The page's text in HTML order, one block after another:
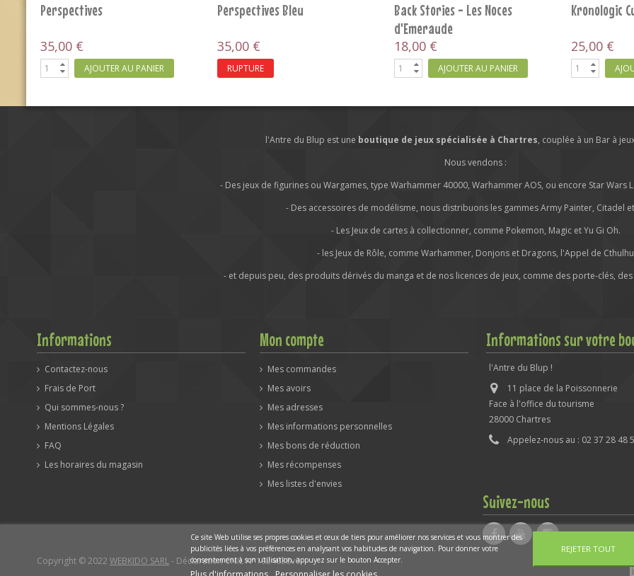
Chateau Aventure - La Suite
15,00 €
RUPTURE
Chronicles Of Crime - Module de
13,00 €
AJOUTER AU PANIER
Dossiers Criminels : Disparition
Aux Caraïbes
35,00 €
RUPTURE
Dossiers
35,00 €
l'Antre du Blup est une boutique de jeux spécialisée à Chartres, couplée à un Bar à
Nous vendons :
- Des jeux de figurines ou Wargames, type Warhammer 40000, Warhammer AOS, ou encore Star Wars
- Des accessoires de modélisme, nous distribuons les gammes Army Painter, Citadel
- Les Jeux de cartes à collectionner, comme Pokemon, Magic et Yu Gi Oh.
- les Jeux de Rôle, comme Warhammer, Donjons et Dragons, l'Appel de Cthulhu
- et depuis peu, des produits dérivés du manga et de nos licences de jeux, comme des porte-clés,
Informations
Contactez-nous
Frais de Port
Qui sommes-nous ?
Mentions Légales
FAQ
Les horaires du magasin
Mon compte
Mes commandes
Mes avoirs
Mes adresses
Mes informations personnelles
Mes bons de réduction
Mes récompenses
Mes listes d'envies
Informations sur votre
l'Antre du Blup !
11 place de la Poissonnerie
Face à l'office du tourisme
28000 Chartres
Appelez-nous au : 02 37 28 48
Suivez-nous
Ce site Web utilise ses propres cookies et ceux de tiers pour améliorer nos services et vous montrer des
publicités liées à vos préférences en analysant vos habitudes de navigation. Pour donner votre
consentement à son utilisation, appuyez sur le bouton Accepter.
REJETER TOUT
Copyright © 2022 WEBKIDO SARL- Déclaration CNIL N°1924038v0